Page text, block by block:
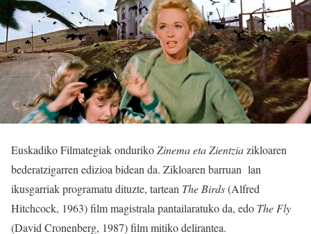
Euskadiko Filmategiak ondurikoZinema eta Zientziazikloaren
bederatzigarren edizioa bidean da. Zikloaren barruan lan
ikusgarriak programatu dituzte, tartean The Birds(Alfred
Hitchcock, 1963) film magistrala pantailaratuko da, edo The Fly
(David Cronenberg, 1987) film mitiko delirantea.